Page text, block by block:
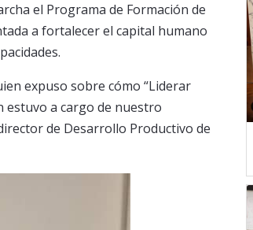
el Programa de Formación de
a fortalecer el capital humano
expuso sobre cómo “Liderar
estuvo a cargo de nuestro
de Desarrollo Productivo de